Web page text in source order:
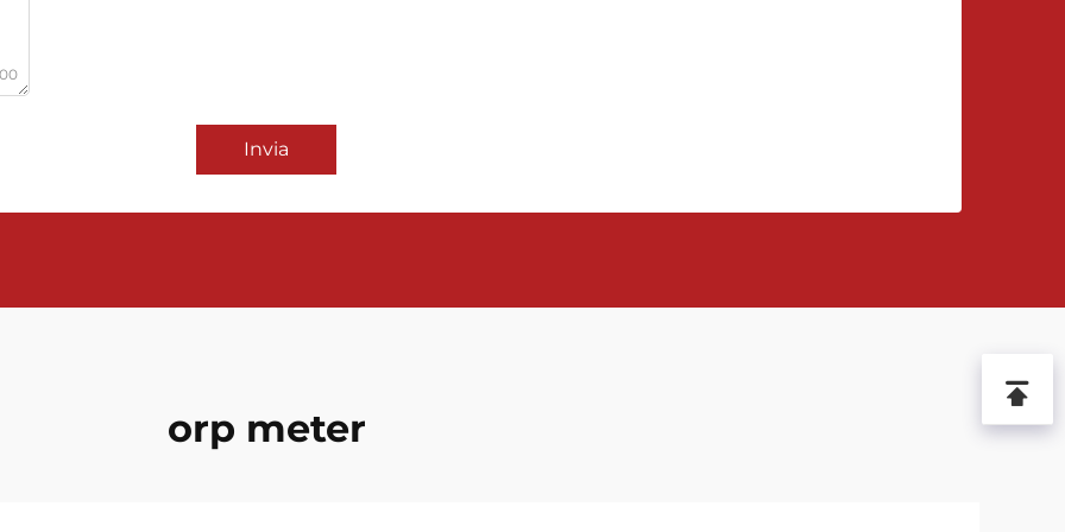
Invia
orp meter